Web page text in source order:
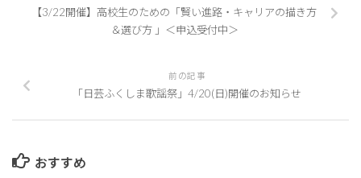
【3/22開催】高校生のための「賢い進路・キャリアの描き方
＆選び方 」＜申込受付中＞
前の記事
「日芸ふくしま歌謡祭」4/20(日)開催のお知らせ
おすすめ